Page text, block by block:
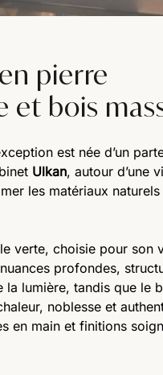
pierre
et bois
est née d’un
Ulkan, autour d’une
les matériaux
verte, choisie pour son
profondes,
la lumière, tandis que le
noblesse et
en main et finitions